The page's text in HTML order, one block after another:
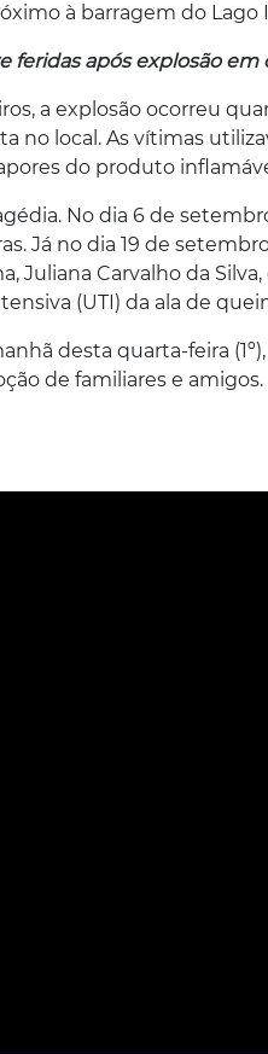
à barragem do Lago
após explosão em
a explosão ocorreu
no local. As vítimas
do produto
No dia 6 de
Já no dia 19 de
Juliana Carvalho da
(UTI) da ala de
desta quarta-feira
de familiares e amigos.